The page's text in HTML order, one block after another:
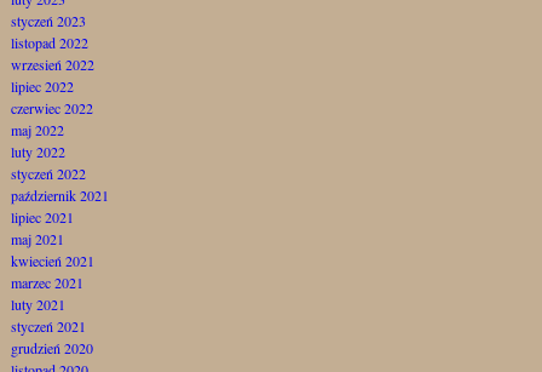
styczeń 2023
listopad 2022
wrzesień 2022
lipiec 2022
czerwiec 2022
maj 2022
luty 2022
styczeń 2022
październik 2021
lipiec 2021
maj 2021
kwiecień 2021
marzec 2021
luty 2021
styczeń 2021
grudzień 2020